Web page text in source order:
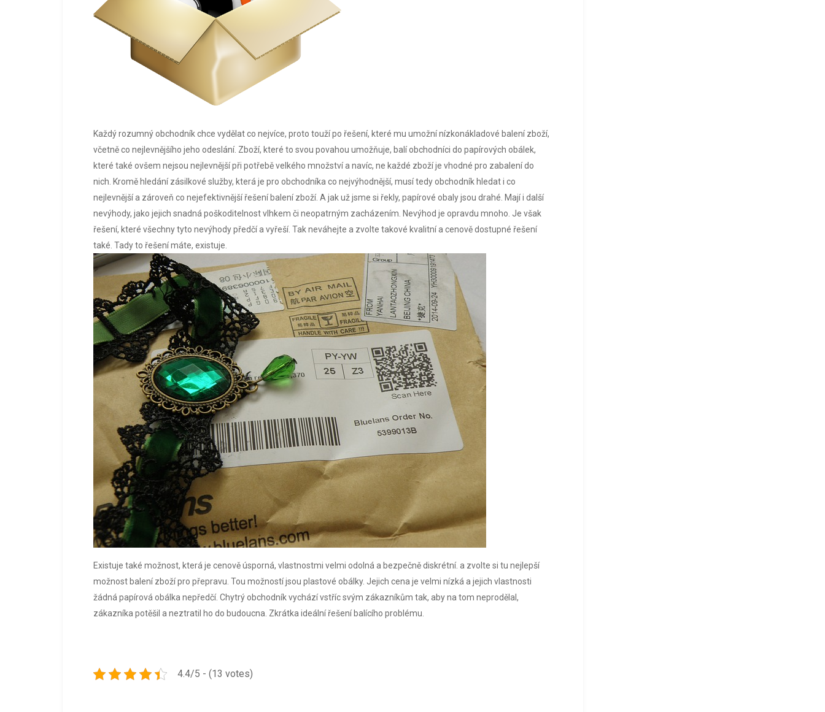
Každý rozumný obchodník chce vydělat co nejvíce, proto touží po řešení, které mu umožní nízkonákladové balení zboží,
včetně co nejlevnějšího jeho odeslání. Zboží, které to svou povahou umožňuje, balí obchodníci do papírových obálek,
které také ovšem nejsou nejlevnější při potřebě velkého množství a navíc, ne každé zboží je vhodné pro zabalení do
nich. Kromě hledání zásilkové služby, která je pro obchodníka co nejvýhodnější, musí tedy obchodník hledat i co
nejlevnější a zároveň co nejefektivnější řešení balení zboží. A jak už jsme si řekly, papírové obaly jsou drahé. Mají i další
nevýhody, jako jejich snadná poškoditelnost vlhkem či neopatrným zacházením. Nevýhod je opravdu mnoho. Je však
řešení, které všechny tyto nevýhody předčí a vyřeší. Tak neváhejte a zvolte takové kvalitní a cenově dostupné řešení
také. Tady to řešení máte, existuje.
Existuje také možnost, která je cenově úsporná, vlastnostmi velmi odolná a bezpečně diskrétní. a zvolte si tu nejlepší
možnost balení zboží pro přepravu. Tou možností jsou plastové obálky. Jejich cena je velmi nízká a jejich vlastnosti
žádná papírová obálka nepředčí. Chytrý obchodník vychází vstříc svým zákazníkům tak, aby na tom neprodělal,
zákazníka potěšil a neztratil ho do budoucna. Zkrátka ideální řešení balícího problému.
4.4/5 - (13 votes)